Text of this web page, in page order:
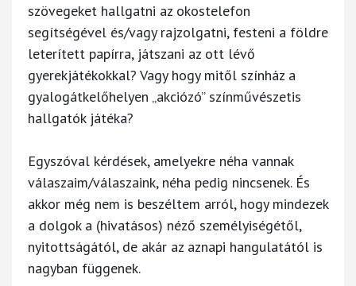
szövegeket hallgatni az okostelefon
segítségével és/vagy rajzolgatni, festeni a földre
leterített papírra, játszani az ott lévő
gyerekjátékokkal? Vagy hogy mitől színház a
gyalogátkelőhelyen „akciózó” színművészetis
hallgatók játéka?
Egyszóval kérdések, amelyekre néha vannak
válaszaim/válaszaink, néha pedig nincsenek. És
akkor még nem is beszéltem arról, hogy mindezek
a dolgok a (hivatásos) néző személyiségétől,
nyitottságától, de akár az aznapi hangulatától is
nagyban függenek.